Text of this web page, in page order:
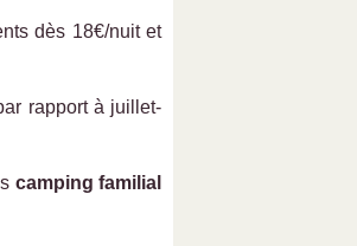
dès 18€/nuit et
rapport à juillet-
camping familial